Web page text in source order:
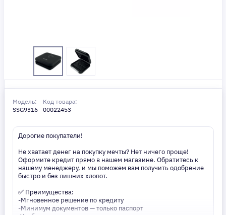
Модель:
SSG9316
Код товара:
00022453
Дорогие покупатели!
Не хватает денег на покупку мечты? Нет ничего проще!
Оформите кредит прямо в нашем магазине. Обратитесь к
нашему менеджеру, и мы поможем вам получить одобрение
быстро и без лишних хлопот.
✅ Преимущества:
-Мгновенное решение по кредиту
-Минимум документов — только паспорт